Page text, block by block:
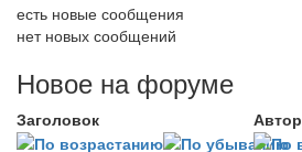
есть новые сообщения
нет новых сообщений
Новое на форуме
Заголовок Автор